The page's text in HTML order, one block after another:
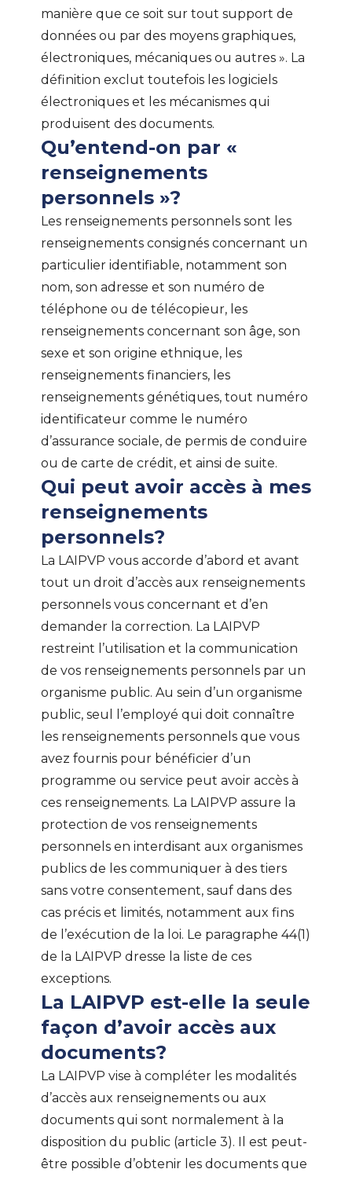
manière que ce soit sur tout support de
données ou par des moyens graphiques,
électroniques, mécaniques ou autres ». La
définition exclut toutefois les logiciels
électroniques et les mécanismes qui
produisent des documents.
Qu’entend-on par «
renseignements
personnels »?
Les renseignements personnels sont les
renseignements consignés concernant un
particulier identifiable, notamment son
nom, son adresse et son numéro de
téléphone ou de télécopieur, les
renseignements concernant son âge, son
sexe et son origine ethnique, les
renseignements financiers, les
renseignements génétiques, tout numéro
identificateur comme le numéro
d’assurance sociale, de permis de conduire
ou de carte de crédit, et ainsi de suite.
Qui peut avoir accès à mes
renseignements
personnels?
La LAIPVP vous accorde d’abord et avant
tout un droit d’accès aux renseignements
personnels vous concernant et d’en
demander la correction. La LAIPVP
restreint l’utilisation et la communication
de vos renseignements personnels par un
organisme public. Au sein d’un organisme
public, seul l’employé qui doit connaître
les renseignements personnels que vous
avez fournis pour bénéficier d’un
programme ou service peut avoir accès à
ces renseignements. La LAIPVP assure la
protection de vos renseignements
personnels en interdisant aux organismes
publics de les communiquer à des tiers
sans votre consentement, sauf dans des
cas précis et limités, notamment aux fins
de l’exécution de la loi. Le paragraphe 44(1)
de la LAIPVP dresse la liste de ces
exceptions.
La LAIPVP est-elle la seule
façon d’avoir accès aux
documents?
La LAIPVP vise à compléter les modalités
d’accès aux renseignements ou aux
documents qui sont normalement à la
disposition du public (article 3). Il est peut-
être possible d’obtenir les documents que